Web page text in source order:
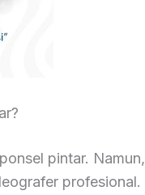
pintar. Namun,
profesional.